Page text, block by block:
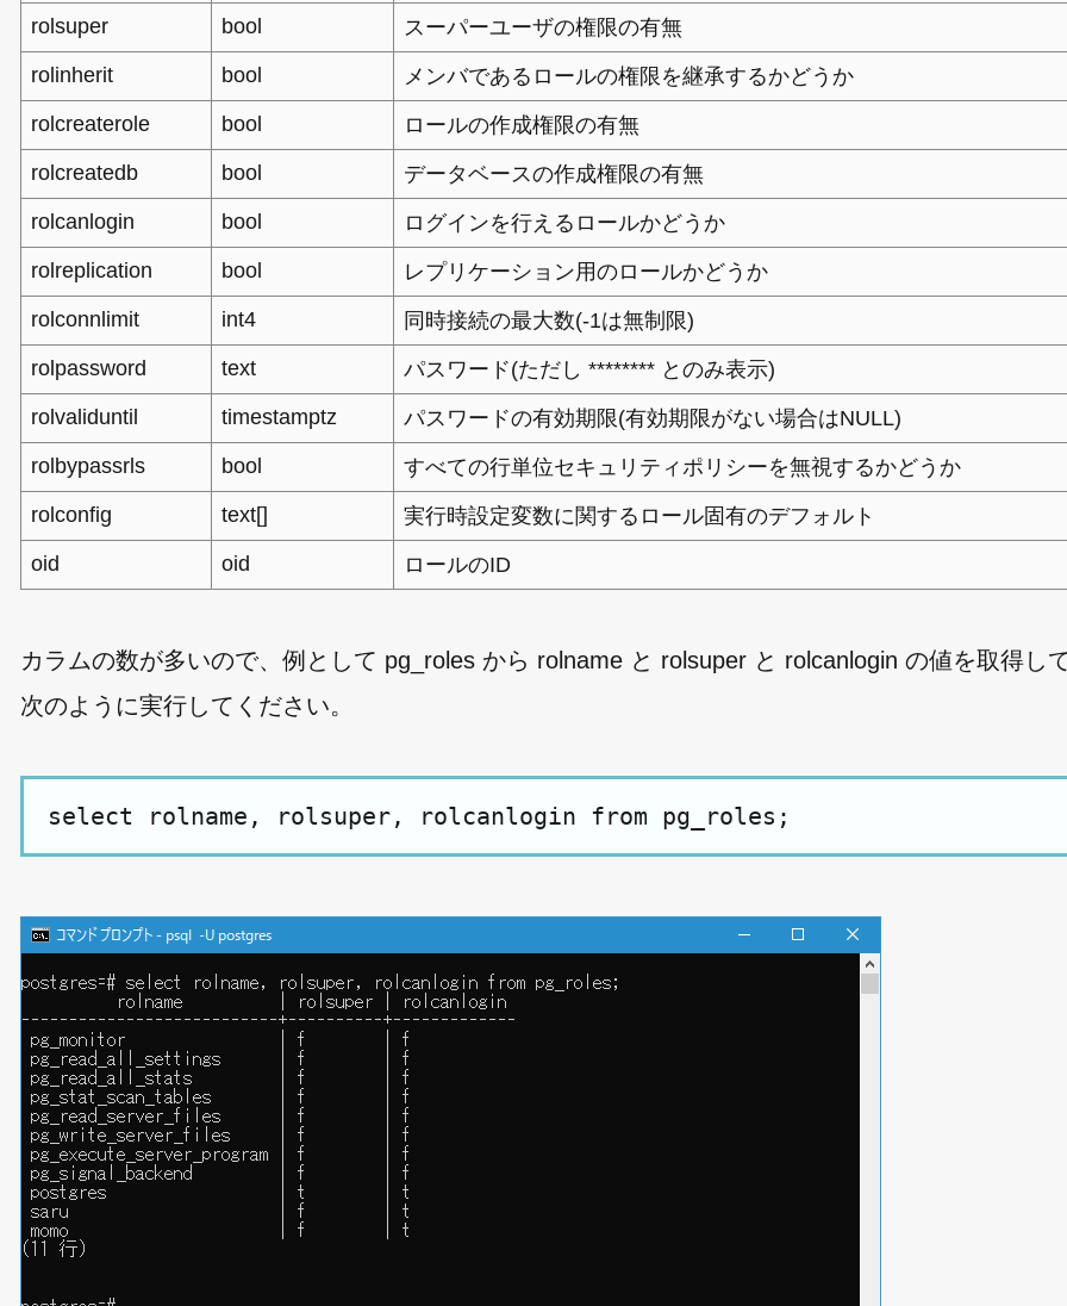
rolsuper
bool
スーパーユーザの権限の有無
rolinherit
bool
メンバであるロールの権限を継承するかどうか
rolcreaterole
bool
ロールの作成権限の有無
rolcreatedb
bool
データベースの作成権限の有無
rolcanlogin
bool
ログインを行えるロールかどうか
rolreplication
bool
レプリケーション用のロールかどうか
rolconnlimit
int4
同時接続の最大数(-1は無制限)
rolpassword
text
パスワード(ただし ******** とのみ表示)
rolvaliduntil
timestamptz
パスワードの有効期限(有効期限がない場合はNULL)
rolbypassrls
bool
すべての行単位セキュリティポリシーを無視するかどうか
rolconfig
text[]
実行時設定変数に関するロール固有のデフォルト
oid
oid ロールのID
カラムの数が多いので、例として pg_roles から rolname と rolsuper と rolcanlogin の値を取得し
次のように実行してください。
select rolname, rolsuper, rolcanlogin from pg_roles;